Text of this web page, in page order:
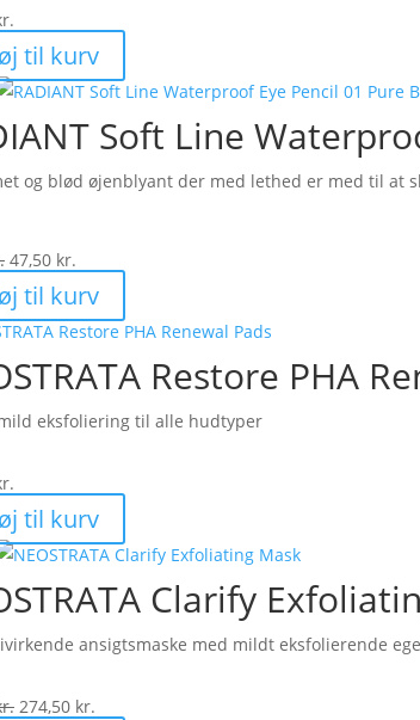
til kurv
Soft Line
og blød øjenblyant der med lethed er med til at
Den
oprindelige
pris
95,00 kr..
47,50 kr.
aktuelle
pris
47,50 kr..
til kurv
Restore PHA
eksfoliering til alle hudtyper
til kurv
Clarify
ansigtsmaske med mildt eksfolierende
Den
274,50 kr.